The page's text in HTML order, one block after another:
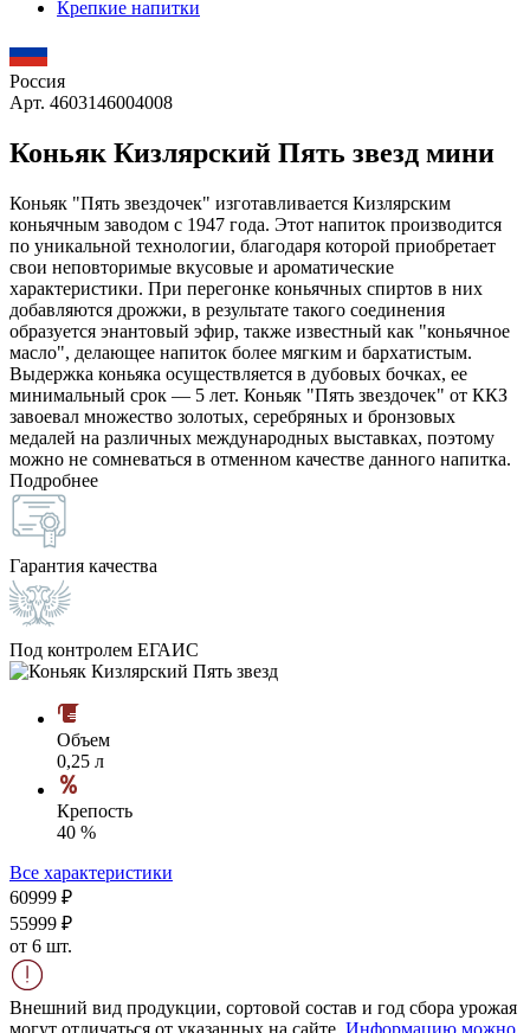
Крепкие напитки
Россия
Арт. 4603146004008
Коньяк Кизлярский Пять звезд мини
Коньяк "Пять звездочек" изготавливается Кизлярским
коньячным заводом с 1947 года. Этот напиток производится
по уникальной технологии, благодаря которой приобретает
свои неповторимые вкусовые и ароматические
характеристики. При перегонке коньячных спиртов в них
добавляются дрожжи, в результате такого соединения
образуется энантовый эфир, также известный как "коньячное
масло", делающее напиток более мягким и бархатистым.
Выдержка коньяка осуществляется в дубовых бочках, ее
минимальный срок — 5 лет. Коньяк "Пять звездочек" от ККЗ
завоевал множество золотых, серебряных и бронзовых
медалей на различных международных выставках, поэтому
можно не сомневаться в отменном качестве данного напитка.
Подробнее
Гарантия качества
Под контролем ЕГАИС
Объем
0,25 л
Крепость
40 %
Все характеристики
60999 ₽
55999 ₽
от 6 шт.
Внешний вид продукции, сортовой состав и год сбора урожая
могут отличаться от указанных на сайте. Информацию можно